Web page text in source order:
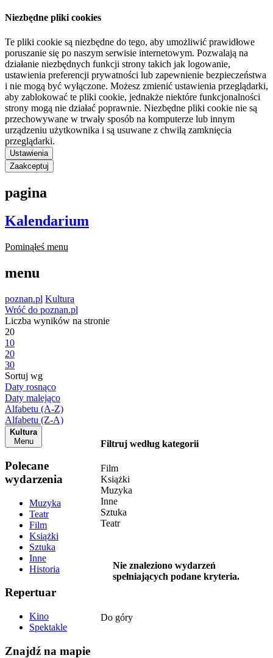
Niezbędne pliki cookies
Te pliki cookie są niezbędne do tego, aby umożliwić prawidłowe
poruszanie się po naszym serwisie internetowym. Pozwalają na
działanie niezbędnych funkcji strony takich jak logowanie,
ustawienia preferencji prywatności lub zapewnienie bezpieczeństwa
i nie mogą być wyłączone. Możesz zmienić ustawienia przeglądarki,
aby zablokować te pliki cookie, jednakże niektóre funkcjonalności
strony mogą nie działać poprawnie. Niezbędne pliki cookie nie są
przechowywane w trwały sposób na komputerze lub innym
urządzeniu użytkownika i są usuwane z chwilą zamknięcia
przeglądarki.
Ustawienia
Zaakceptuj
pagina
Kalendarium
Pominąłeś menu
menu
poznan.pl Kultura
Wróć do poznan.pl
Liczba wyników na stronie
20
10
20
30
Sortuj wg
Daty rosnąco
Daty malejąco
Alfabetu (A-Z)
Alfabetu (Z-A)
Kultura
Menu
Polecane
wydarzenia
Muzyka
Teatr
Film
Książki
Sztuka
Inne
Historia
Repertuar
Kino
Spektakle
Znajdź na mapie
Filtruj według kategorii
Film
Książki
Muzyka
Inne
Sztuka
Teatr
Nie znaleziono wydarzeń
spełniających podane kryteria.
Do góry